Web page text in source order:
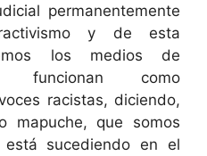
permanentemente
y de esta
los medios de
funcionan como
racistas, diciendo,
mapuche, que somos
sucediendo en el